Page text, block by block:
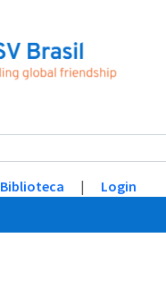
Biblioteca | Login